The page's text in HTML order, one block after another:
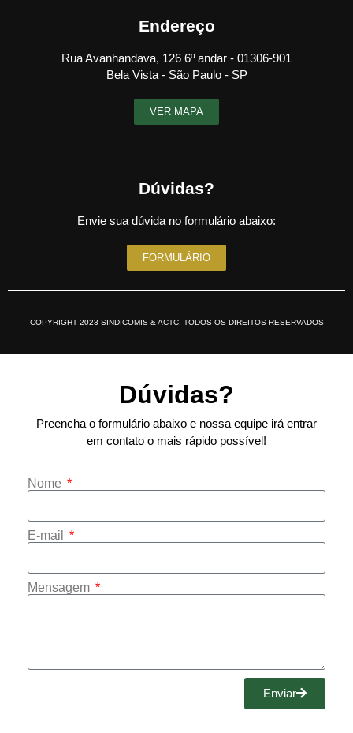
Endereço
Rua Avanhandava, 126 6º andar - 01306-901
Bela Vista - São Paulo - SP
VER MAPA
Dúvidas?
Envie sua dúvida no formulário abaixo:
FORMULÁRIO
COPYRIGHT 2023 SINDICOMIS & ACTC. TODOS OS DIREITOS RESERVADOS
Dúvidas?
Preencha o formulário abaixo e nossa equipe irá entrar
em contato o mais rápido possível!
Nome
E-mail
Mensagem
Enviar